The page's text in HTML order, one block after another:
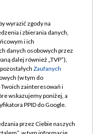
wyrazić zgody na
i zbierania danych,
i ich
danych osobowych przez
dalej również „TVP”),
Zaufanych
(w tym do
zainteresowań i
wskazujemy poniżej, a
PPID do Google.
przez Ciebie naszych